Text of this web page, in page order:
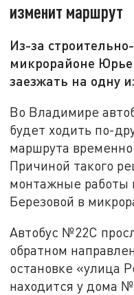
изменит маршрут
Из-за
микрорайоне
заезжать на одну
Во Владимире
будет ходить по-
маршрута временно
Причиной такого
монтажные работы
Березовой в
Автобус №22С
обратном
остановке «улица
находится у дома